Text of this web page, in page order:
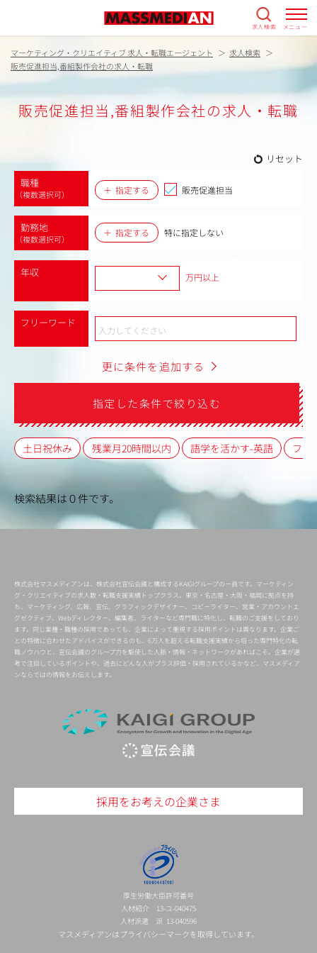
求人検索 メニュー
マーケティング・クリエイティブ 求人・転職エージェント
求人検索
販売促進担当,番組製作会社の求人・転職
販売促進担当,番組製作会社の求人・転職
リセット
職種
（複数選択可） 指定する 販売促進担当
勤務地
（複数選択可）
指定する 特に指定しない
年収 万円以上
フリーワード
更に条件を追加する
指定した条件で絞り込む
土日祝休み 残業月20時間以内 語学を活かす-英語 フレ
検索結果は０件です。
株式会社マスメディアンは、株式会社宣伝会議と構成するKAIGIグループの一員です。マーケティン
グ・クリエイティブの求人数・転職支援実績トップクラス。東京・名古屋・大阪・福岡に拠点を持
ち、マーケティング、広報、宣伝、グラフィックデザイナー、コピーライター、営業・アカウントエ
グゼクティブ、Webディレクター、編集者、ライターなど専門職に特化し、転職のご支援をしており
ます。同じ業種・職種の採用であっても、企業によって重視する採用ポイントは異なります。企業ご
との特徴に合わせたアドバイスができるのも、6万人を超える転職支援実績から培った専門特化の転
職ノウハウと、宣伝会議のグループ力を駆使した人脈・情報・ネットワークがあればこそ。企業が選
考で注目しているポイントや、過去にどんな人がプラス評価・採用されているかなど、マスメディア
ンならではの情報をお伝えします。
採用をお考えの企業さま
厚生労働大臣許可番号
人材紹介 13-ユ-040475
人材派遣 派 13-040596
マスメディアンはプライバシーマークを取得しています。